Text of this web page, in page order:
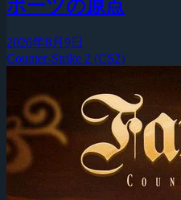
ポーツの原点
2026年8月9日
Counter-Strike 2 (CS2)